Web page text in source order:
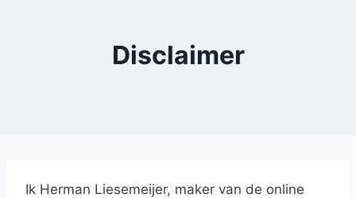
Disclaimer
Ik Herman Liesemeijer, maker van de online